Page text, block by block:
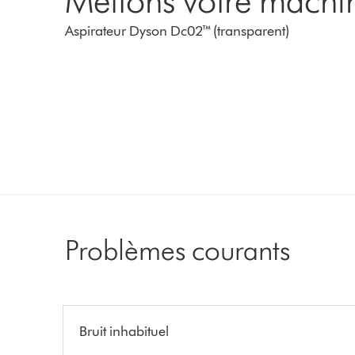
Aspirateur Dyson Dc02™ (transparent)
Problèmes courants
Bruit inhabituel